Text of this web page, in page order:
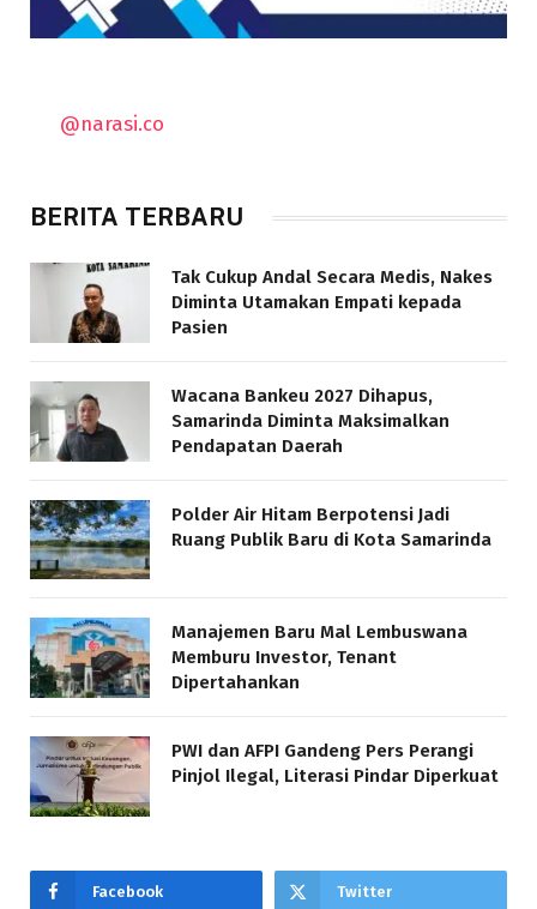
@narasi.co
BERITA TERBARU
Tak Cukup Andal Secara Medis, Nakes
Diminta Utamakan Empati kepada
Pasien
Wacana Bankeu 2027 Dihapus,
Samarinda Diminta Maksimalkan
Pendapatan Daerah
Polder Air Hitam Berpotensi Jadi
Ruang Publik Baru di Kota Samarinda
Manajemen Baru Mal Lembuswana
Memburu Investor, Tenant
Dipertahankan
PWI dan AFPI Gandeng Pers Perangi
Pinjol Ilegal, Literasi Pindar Diperkuat
Facebook Twitter